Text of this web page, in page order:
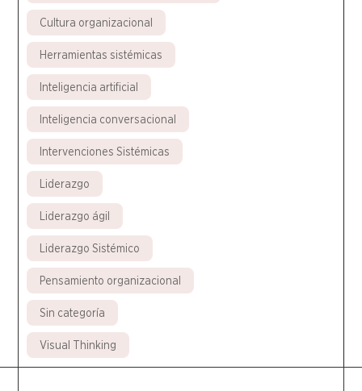
Cultura organizacional
Herramientas sistémicas
Inteligencia artificial
Inteligencia conversacional
Intervenciones Sistémicas
Liderazgo
Liderazgo ágil
Liderazgo Sistémico
Pensamiento organizacional
Sin categoría
Visual Thinking